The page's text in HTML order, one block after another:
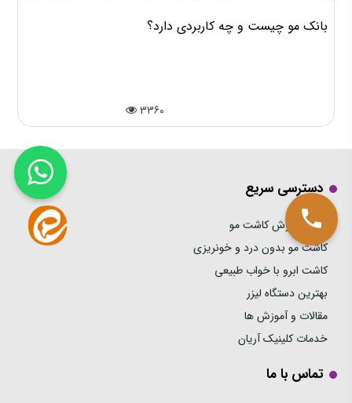
بانک مو چیست و چه کاربردی دارد؟
3360
دسترسی سریع
بهترین روش کاشت مو
کاشت مو بدون درد و خونریزی
کاشت ابرو با خواب طبیعی
بهترین دستگاه لیزر
مقالات و آموزش ها
خدمات کلینیک آریان
تماس با ما